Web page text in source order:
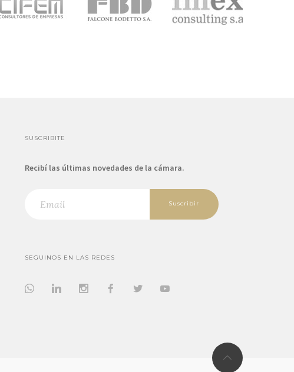
SUSCRIBITE
Recibí las últimas novedades de la cámara.
Suscribir
SEGUINOS EN LAS REDES